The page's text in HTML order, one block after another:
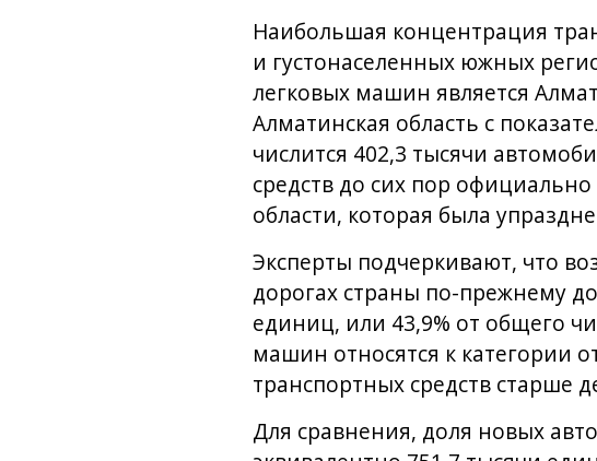
Наибольшая концентрация
и густонаселенных южных
легковых машин является
Алматинская область с
числится 402,3 тысячи
средств до сих пор
области, которая была
Эксперты подчеркивают, что
дорогах страны по-прежнему
единиц, или 43,9% от общего
машин относятся к категории
транспортных средств старше
Для сравнения, доля новых